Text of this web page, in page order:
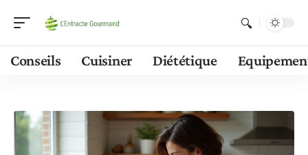
Conseils Cuisiner Diététique